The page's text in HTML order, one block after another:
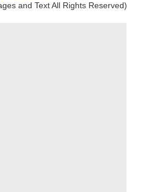
and Text All Rights Reserved)